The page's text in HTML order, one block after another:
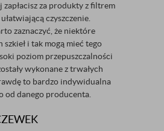
zapłacisz za produkty z filtrem
czyszczenie.
zaznaczyć, że niektóre
szkieł i tak mogą mieć tego
poziom przepuszczalności
wykonane z trwałych
to bardzo indywidualna
od danego producenta.